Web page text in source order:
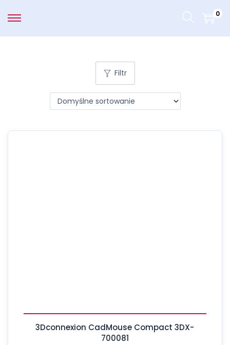
0
Filtr
3Dconnexion CadMouse Compact 3DX-
700081